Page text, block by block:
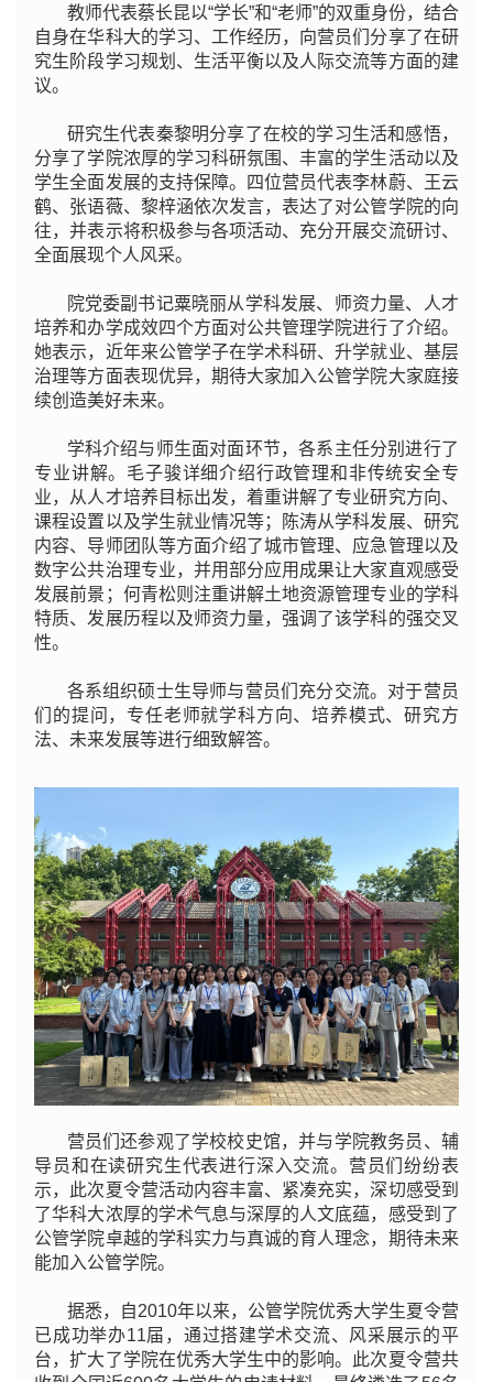
教师代表蔡长昆以“学长”和“老师”的双重身份，结合
自身在华科大的学习、工作经历，向营员们分享了在研
究生阶段学习规划、生活平衡以及人际交流等方面的建
议。
研究生代表秦黎明分享了在校的学习生活和感悟，
分享了学院浓厚的学习科研氛围、丰富的学生活动以及
学生全面发展的支持保障。四位营员代表李林蔚、王云
鹤、张语薇、黎梓涵依次发言，表达了对公管学院的向
往，并表示将积极参与各项活动、充分开展交流研讨、
全面展现个人风采。
院党委副书记粟晓丽从学科发展、师资力量、人才
培养和办学成效四个方面对公共管理学院进行了介绍。
她表示，近年来公管学子在学术科研、升学就业、基层
治理等方面表现优异，期待大家加入公管学院大家庭接
续创造美好未来。
学科介绍与师生面对面环节，各系主任分别进行了
专业讲解。毛子骏详细介绍行政管理和非传统安全专
业，从人才培养目标出发，着重讲解了专业研究方向、
课程设置以及学生就业情况等；陈涛从学科发展、研究
内容、导师团队等方面介绍了城市管理、应急管理以及
数字公共治理专业，并用部分应用成果让大家直观感受
发展前景；何青松则注重讲解土地资源管理专业的学科
特质、发展历程以及师资力量，强调了该学科的强交叉
性。
各系组织硕士生导师与营员们充分交流。对于营员
们的提问，专任老师就学科方向、培养模式、研究方
法、未来发展等进行细致解答。
营员们还参观了学校校史馆，并与学院教务员、辅
导员和在读研究生代表进行深入交流。营员们纷纷表
示，此次夏令营活动内容丰富、紧凑充实，深切感受到
了华科大浓厚的学术气息与深厚的人文底蕴，感受到了
公管学院卓越的学科实力与真诚的育人理念，期待未来
能加入公管学院。
据悉，自2010年以来，公管学院优秀大学生夏令营
已成功举办11届，通过搭建学术交流、风采展示的平
台，扩大了学院在优秀大学生中的影响。此次夏令营共